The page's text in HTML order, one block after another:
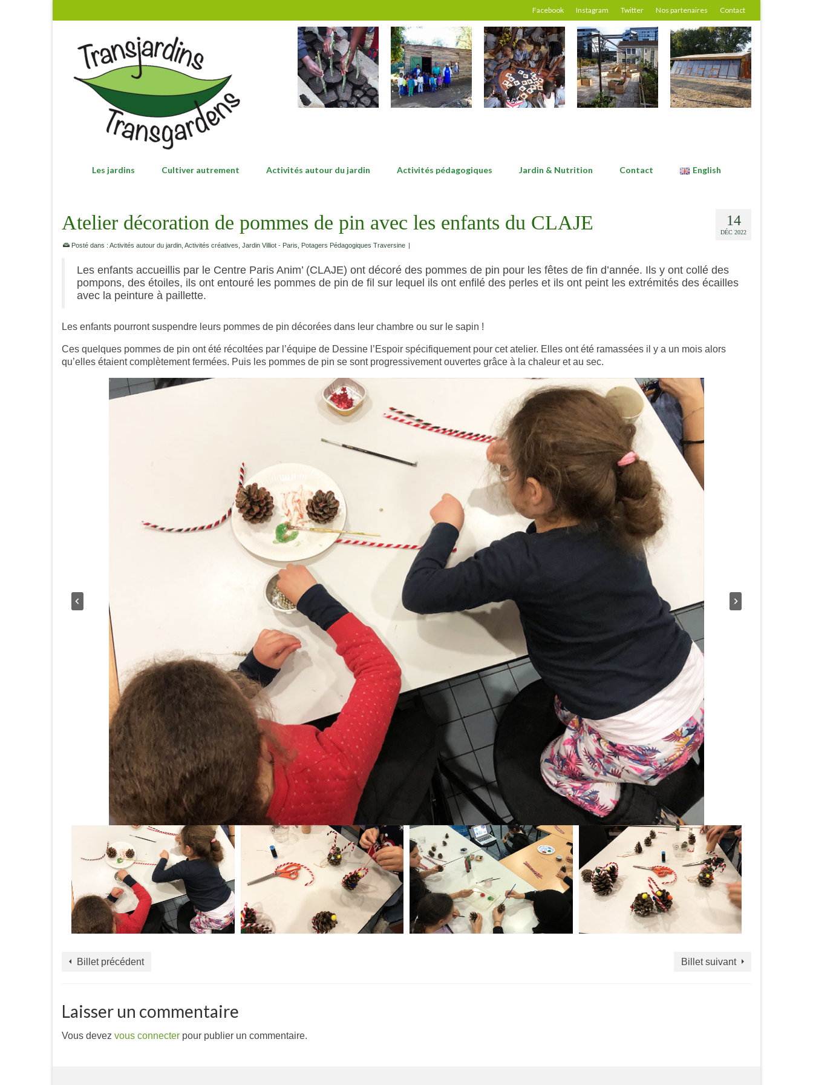
Facebook Instagram Twitter Nos partenaires Contact
Les jardins Cultiver autrement Activités autour du jardin Activités pédagogiques Jardin & Nutrition Contact English
14
DÉC 2022
Atelier décoration de pommes de pin avec les enfants du CLAJE
Posté dans : Activités autour du jardin Activités créatives Jardin Villiot - Paris Potagers Pédagogiques Traversine |
Les enfants accueillis par le Centre Paris Anim’ (CLAJE) ont décoré des pommes de pin pour les fêtes de fin d’année. Ils y ont collé des
pompons, des étoiles, ils ont entouré les pommes de pin de fil sur lequel ils ont enfilé des perles et ils ont peint les extrémités des écailles
avec la peinture à paillette.
Les enfants pourront suspendre leurs pommes de pin décorées dans leur chambre ou sur le sapin !
Ces quelques pommes de pin ont été récoltées par l’équipe de Dessine l’Espoir spécifiquement pour cet atelier. Elles ont été ramassées il y a un mois alors
qu’elles étaient complètement fermées. Puis les pommes de pin se sont progressivement ouvertes grâce à la chaleur et au sec.
Billet précédent Billet suivant
Laisser un commentaire
Vous devez vous connecter pour publier un commentaire.